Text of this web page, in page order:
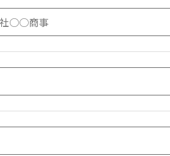
は、弊社以外の第三者に開示また
合であって、本人の同意を得るこ
に必要がある場合であって、本人
者が法令の定める事務を遂行する
遂行に支障を及ぼすおそれがあると